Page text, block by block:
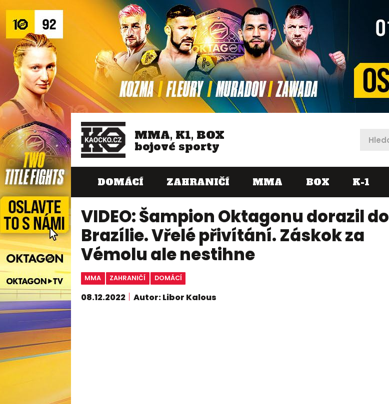
MMA, K1, BOX
bojové sporty
DOMÁCÍ ZAHRANIČÍ MMA BOX K-1
VIDEO: Šampion Oktagonu dorazil do
Brazílie. Vřelé přivítání. Záskok za
Vémolu ale nestihne
MMA ZAHRANIČÍ DOMÁCÍ
08.12.2022 Autor: Libor Kalous